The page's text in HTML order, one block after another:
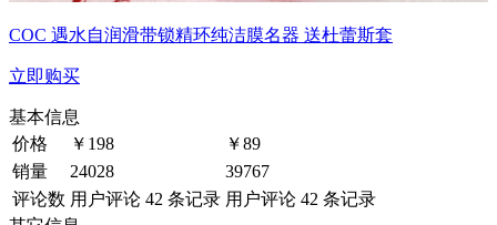
COC 遇水自润滑带锁精环纯洁膜名器 送杜蕾斯套
立即购买
基本信息
价格
￥ 198 ￥89
销量
24028
39767
评论数 用户评论 42 条记录 用户评论 42 条记录